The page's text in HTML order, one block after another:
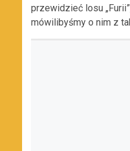
przewidzieć losu
mówilibyśmy o nim z